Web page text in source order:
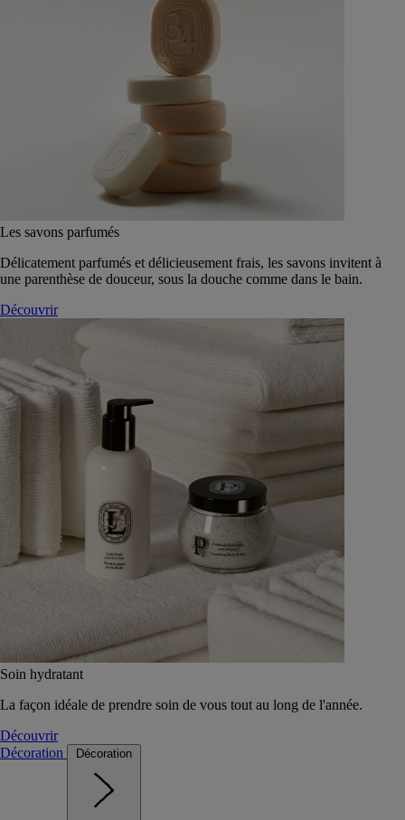
Les savons parfumés
Délicatement parfumés et délicieusement frais, les savons invitent à
une parenthèse de douceur, sous la douche comme dans le bain.
Découvrir
Soin hydratant
La façon idéale de prendre soin de vous tout au long de l'année.
Découvrir
Décoration
Décoration